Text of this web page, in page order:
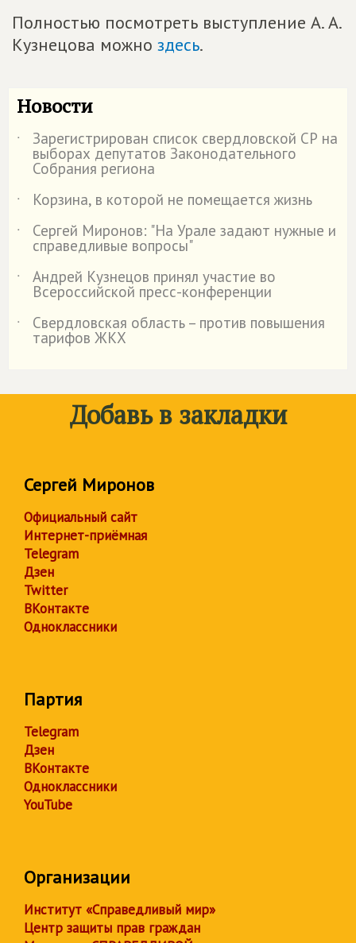
Полностью посмотреть выступление А. А.
Кузнецова можно здесь.
Новости
˙ Зарегистрирован список свердловской СР на
выборах депутатов Законодательного
Собрания региона
˙
Корзина, в которой не помещается жизнь
˙
Сергей Миронов: "На Урале задают нужные и
справедливые вопросы"
˙
Андрей Кузнецов принял участие во
Всероссийской пресс-конференции
˙
Свердловская область – против повышения
тарифов ЖКХ
Добавь в закладки
Сергей Миронов
Официальный сайт
Интернет-приёмная
Telegram
Дзен
Twitter
ВКонтакте
Одноклассники
Партия
Telegram
Дзен
ВКонтакте
Одноклассники
YouTube
Организации
Институт «Справедливый мир»
Центр защиты прав граждан